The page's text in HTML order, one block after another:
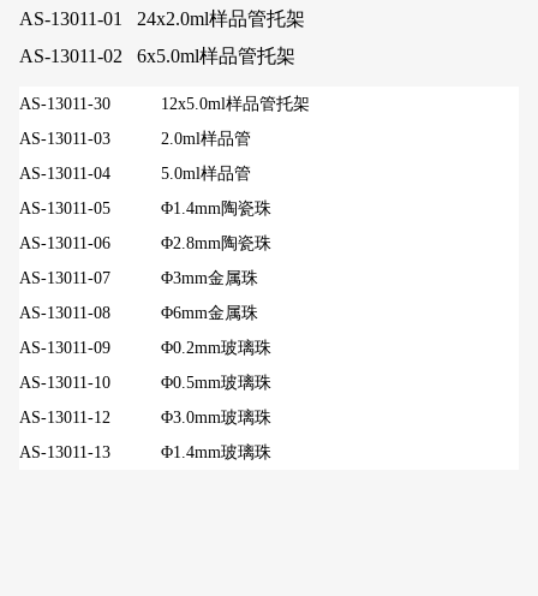
AS-13011-01 24x2.0ml样品管托架
AS-13011-02 6x5.0ml样品管托架
AS-13011-30 12x5.0ml样品管托架
AS-13011-03
2.0ml样品管
AS-13011-04
5.0ml样品管
AS-13011-05Φ1.4mm陶瓷珠
AS-13011-06
Φ2.8mm陶瓷珠
AS-13011-07
Φ3mm金属珠
AS-13011-08
Φ6mm金属珠
AS-13011-09 Φ0.2mm玻璃珠
AS-13011-10 Φ0.5mm玻璃珠
AS-13011-1 2 Φ3.0mm玻璃珠
AS-13011-13 Φ1.4mm玻璃珠